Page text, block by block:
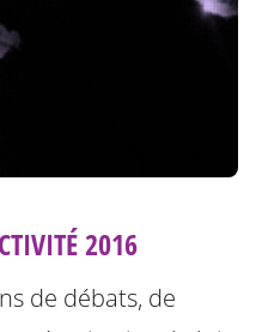
2016
de débats, de